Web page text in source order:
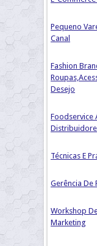
Pequeno
Canal
Fashion
Desejo
Foodservice
Técnicas E
Gerência De
Workshop
Marketing